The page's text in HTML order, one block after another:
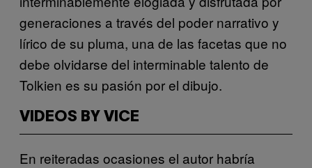
generaciones a través del poder narrativo y
lírico de su pluma, una de las facetas que no
debe olvidarse del interminable talento de
Tolkien es su pasión por el dibujo.
VIDEOS BY VICE
En reiteradas ocasiones el autor habría